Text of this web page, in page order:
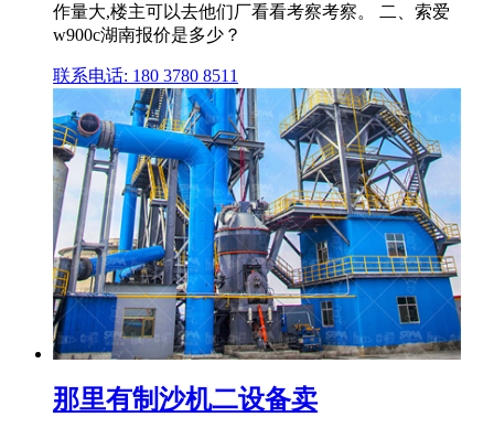
作量大,楼主可以去他们厂看看考察考察。 二、索爱
w900c湖南报价是多少？
联系电话: 180 3780 8511
那里有制沙机二设备卖